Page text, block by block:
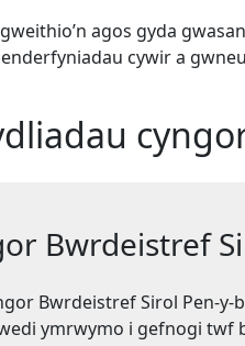
agos gyda
cywir a
Bwrdeistref
Bwrdeistref Sirol Pen-
ymrwymo i gefnogi twf